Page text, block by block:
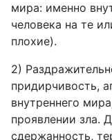
мира: именно
человека на те
плохие).
2)
придирчивость,
внутреннего
проявлении зла.
сдержанность,